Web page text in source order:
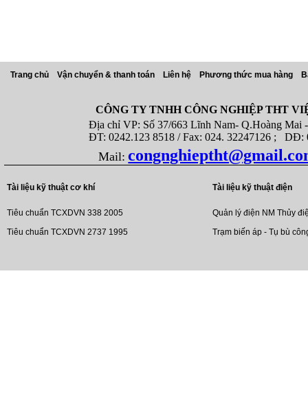
Trang chủ Vận chuyển & thanh toán Liên hệ Phương thức mua hàng
CÔNG TY TNHH CÔNG NGHIỆP THT
Địa chỉ VP: Số 37/663 Lĩnh Nam- Q.Hoàng Mai -
ĐT: 0242.123 8518 / Fax: 024. 32247126 ; DĐ:
Mail:
Tài liệu kỹ thuật cơ khí
Tiêu chuẩn TCXDVN 338 2005
Tiêu chuẩn TCXDVN 2737 1995
Tài liệu kỹ thuật điện
Quản lý điện NM Thủy
Trạm biến áp - Tụ bù